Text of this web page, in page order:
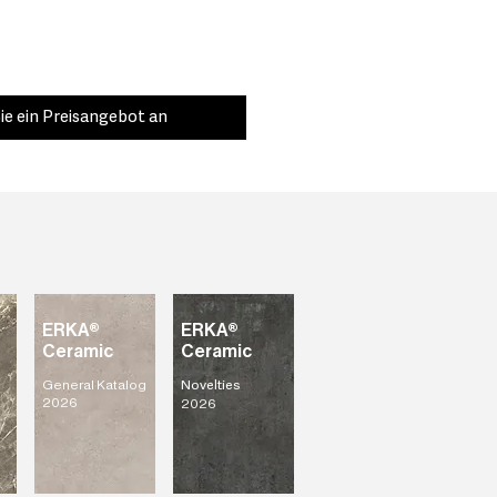
ein Preisangebot an
ERKA®
Ceramic
General Katalog
2026
ERKA®
Ceramic
Novelties
2026